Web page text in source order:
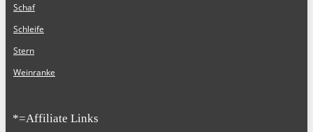
Schaf
Schleife
Stern
Weinranke
*=Affiliate Links